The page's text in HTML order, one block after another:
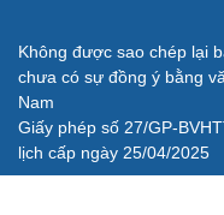
Không được sao chép lại
chưa có sự đồng ý bằng
Nam
Giấy phép số 27/GP-
lịch cấp ngày 25/04/2025